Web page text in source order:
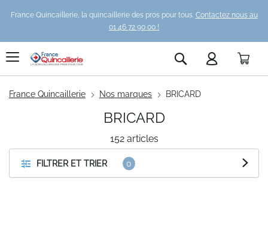
France Quincaillerie, la quincaillerie des pros pour tous. Contactez nous au
01 46 72 90 00 !
Rechercher
France Quincaillerie Nos marques BRICARD
FILTRER ET TRIER
152articles
BRICARD